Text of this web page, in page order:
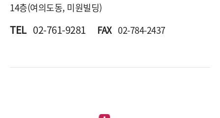
14층(여의도동, 미원빌딩)
TEL 02-761-9281 FAX 02-784-2437